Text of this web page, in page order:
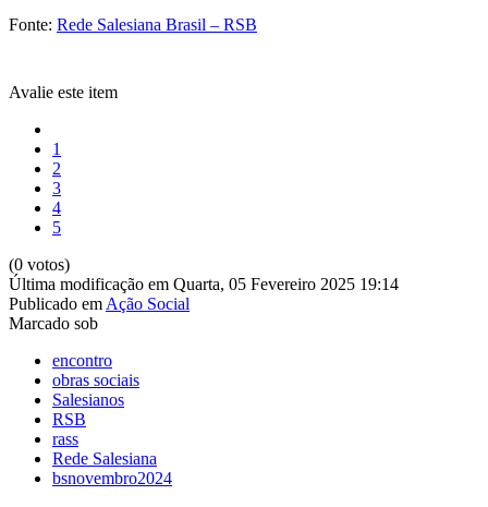
Fonte: Rede Salesiana Brasil – RSB
Avalie este item
1
2
3
4
5
(0 votos)
Última modificação em Quarta, 05 Fevereiro 2025 19:14
Publicado em Ação Social
Marcado sob
encontro
obras sociais
Salesianos
RSB
rass
Rede Salesiana
bsnovembro2024